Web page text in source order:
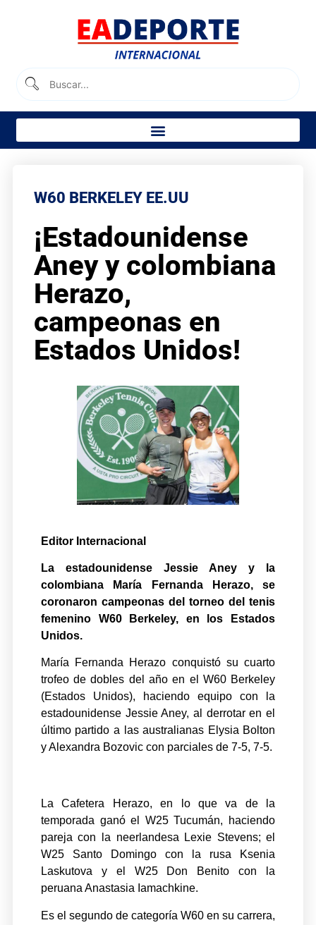
W60 BERKELEY EE.UU
¡Estadounidense
Aney y colombiana
Herazo,
campeonas en
Estados Unidos!
Editor Internacional
La estadounidense Jessie Aney y la
colombiana María Fernanda Herazo, se
coronaron campeonas del torneo del tenis
femenino W60 Berkeley, en los Estados
Unidos.
María Fernanda Herazo conquistó su cuarto
trofeo de dobles del año en el W60 Berkeley
(Estados Unidos), haciendo equipo con la
estadounidense Jessie Aney, al derrotar en el
último partido a las australianas Elysia Bolton
y Alexandra Bozovic con parciales de 7-5, 7-5.
La Cafetera Herazo, en lo que va de la
temporada ganó el W25 Tucumán, haciendo
pareja con la neerlandesa Lexie Stevens; el
W25 Santo Domingo con la rusa Ksenia
Laskutova y el W25 Don Benito con la
peruana Anastasia Iamachkine.
Es el segundo de categoría W60 en su carrera,